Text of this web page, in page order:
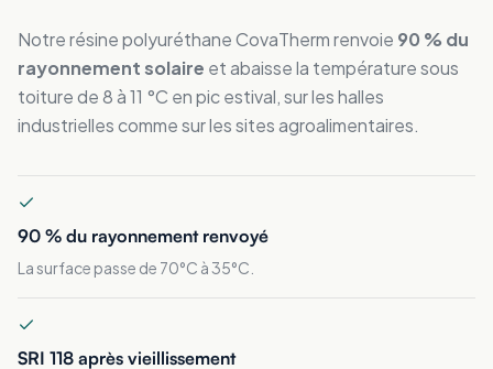
Notre résine polyuréthane CovaTherm renvoie 90 % du
rayonnement solaire et abaisse la température sous
toiture de 8 à 11 °C en pic estival, sur les halles
industrielles comme sur les sites agroalimentaires.
90 % du rayonnement renvoyé
La surface passe de 70°C à 35°C.
SRI 118 après vieillissement